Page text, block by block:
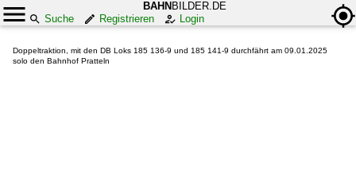
BAHN BILDER.DE
Suche
Registrieren Login
Doppeltraktion, mit den DB Loks 185 136-9 und 185 141-9 durchfährt am 09.01.2025
solo den Bahnhof Pratteln